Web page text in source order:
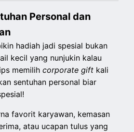
Personal dan
hadiah jadi spesial bukan
kecil yang nunjukin kalau
memilihcorporate gift kali
sentuhan personal biar
favorit karyawan, kemasan
atau ucapan tulus yang